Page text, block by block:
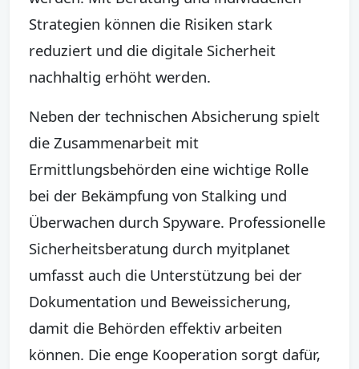
Strategien können die Risiken stark
reduziert und die digitale Sicherheit
nachhaltig erhöht werden.
Neben der technischen Absicherung spielt
die Zusammenarbeit mit
Ermittlungsbehörden eine wichtige Rolle
bei der Bekämpfung von Stalking und
Überwachen durch Spyware. Professionelle
Sicherheitsberatung durch myitplanet
umfasst auch die Unterstützung bei der
Dokumentation und Beweissicherung,
damit die Behörden effektiv arbeiten
können. Die enge Kooperation sorgt dafür,